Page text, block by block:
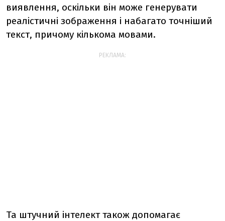
виявлення, оскільки він може генерувати
реалістичні зображення і набагато точніший
текст, причому кількома мовами.
РЕКЛАМА:
Та штучний інтелект також допомагає